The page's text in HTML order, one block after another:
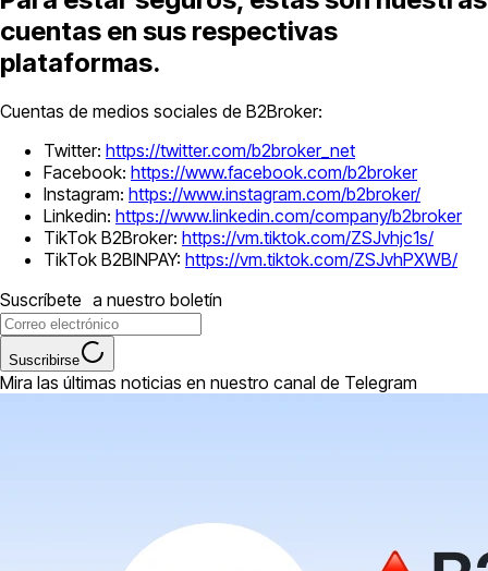
cuentas en sus respectivas
plataformas.
Cuentas de medios sociales de B2Broker:
Twitter: https://twitter.com/b2broker_net
Facebook: https://www.facebook.com/b2broker
Instagram: https://www.instagram.com/b2broker/
Linkedin: https://www.linkedin.com/company/b2broker
TikTok B2Broker: https://vm.tiktok.com/ZSJvhjc1s/
TikTok B2BINPAY: https://vm.tiktok.com/ZSJvhPXWB/
Suscríbete a nuestro boletín
Suscribirse
Mira las últimas noticias en nuestro canal de Telegram